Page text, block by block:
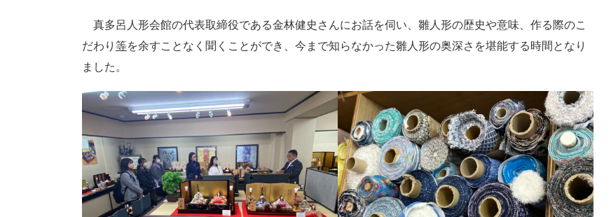
真多呂人形会館の代表取締役である金林健史さんにお話を伺い、雛人形の歴史や意味、作る際のこ
だわり 等を余すことなく聞くことができ、今まで知らなかった雛人形の奥深さを堪能する時間となり
ました。